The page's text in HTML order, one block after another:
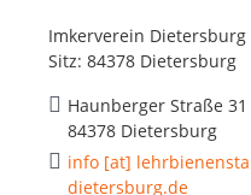
Imkerverein Dietersburg
Sitz: 84378 Dietersburg
Haunberger Straße 31
84378 Dietersburg
info [at]
dietersburg.de